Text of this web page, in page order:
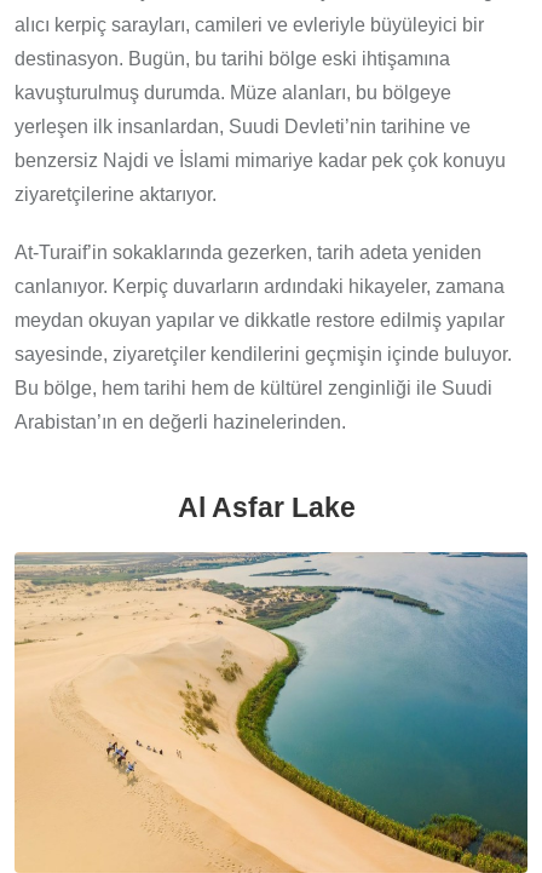
alıcı kerpiç sarayları, camileri ve evleriyle büyüleyici bir
destinasyon. Bugün, bu tarihi bölge eski ihtişamına
kavuşturulmuş durumda. Müze alanları, bu bölgeye
yerleşen ilk insanlardan, Suudi Devleti’nin tarihine ve
benzersiz Najdi ve İslami mimariye kadar pek çok konuyu
ziyaretçilerine aktarıyor.
At-Turaif’in sokaklarında gezerken, tarih adeta yeniden
canlanıyor. Kerpiç duvarların ardındaki hikayeler, zamana
meydan okuyan yapılar ve dikkatle restore edilmiş yapılar
sayesinde, ziyaretçiler kendilerini geçmişin içinde buluyor.
Bu bölge, hem tarihi hem de kültürel zenginliği ile Suudi
Arabistan’ın en değerli hazinelerinden.
Al Asfar Lake